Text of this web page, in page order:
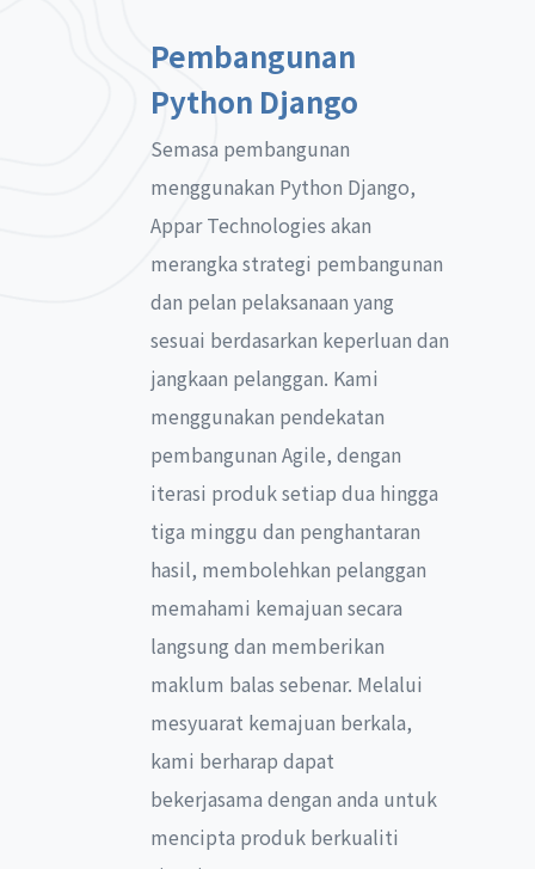
Pembangunan
Python Django
Semasa pembangunan
menggunakan Python Django,
Appar Technologies akan
merangka strategi pembangunan
dan pelan pelaksanaan yang
sesuai berdasarkan keperluan dan
jangkaan pelanggan. Kami
menggunakan pendekatan
pembangunan Agile, dengan
iterasi produk setiap dua hingga
tiga minggu dan penghantaran
hasil, membolehkan pelanggan
memahami kemajuan secara
langsung dan memberikan
maklum balas sebenar. Melalui
mesyuarat kemajuan berkala,
kami berharap dapat
bekerjasama dengan anda untuk
mencipta produk berkualiti